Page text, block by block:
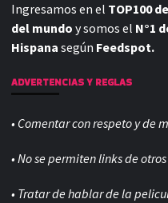
Ingresamos en el TOP100
del mundo y somos el N°1
Hispana según Feedspot.
ADVERTENCIAS Y REGLAS
• Comentar con respeto y de
• No se permiten links de
• Tratar de hablar de la